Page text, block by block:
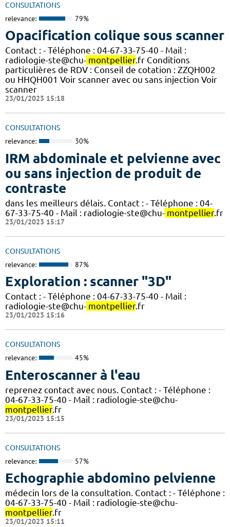
CONSULTATIONS
relevance: 79%
Opacification colique sous scanner
Contact : - Téléphone : 04-67-33-75-40 - Mail :
radiologie-ste@chu- montpellier.fr Conditions
particulières de RDV : Conseil de cotation : ZZQH002
ou HHQH001 Voir scanner avec ou sans injection Voir
scanner
23/01/2023 15:18
CONSULTATIONS
relevance: 30%
IRM abdominale et pelvienne avec
ou sans injection de produit de
contraste
dans les meilleurs délais. Contact : - Téléphone : 04-
67-33-75-40 - Mail : radiologie-ste@chu- montpellier.fr
23/01/2023 15:17
CONSULTATIONS
relevance: 87%
Exploration : scanner "3D"
Contact : - Téléphone : 04-67-33-75-40 - Mail :
radiologie-ste@chu- montpellier.fr
23/01/2023 15:16
CONSULTATIONS
relevance: 45%
Enteroscanner à l'eau
reprenez contact avec nous. Contact : - Téléphone :
04-67-33-75-40 - Mail : radiologie-ste@chu-
montpellier.fr
23/01/2023 15:15
CONSULTATIONS
relevance: 57%
Echographie abdomino pelvienne
médecin lors de la consultation. Contact : - Téléphone :
04-67-33-75-40 - Mail : radiologie-ste@chu-
montpellier.fr
23/01/2023 15:11